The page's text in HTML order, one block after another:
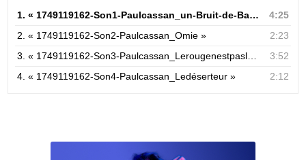
1.« 1749119162-Son1-Paulcassan_un-Bruit-de-Bang »
4:25
2.« 1749119162-Son2-Paulcassan_Omie »
2:23
3.« 1749119162-Son3-Paulcassan_Lerougenestpaslemême »
3:52
4.« 1749119162-Son4-Paulcassan_Ledéserteur » 2:12